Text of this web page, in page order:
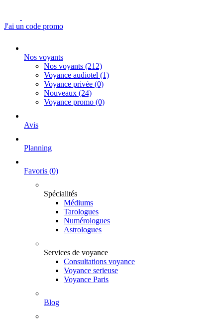
J'ai un code promo
Nos voyants
Nos voyants (212)
Voyance audiotel (1)
Voyance privée (0)
Nouveaux (24)
Voyance promo (0)
Avis
Planning
Favoris (0)
Spécialités
Médiums
Tarologues
Numérologues
Astrologues
Services de voyance
Consultations voyance
Voyance serieuse
Voyance Paris
Blog